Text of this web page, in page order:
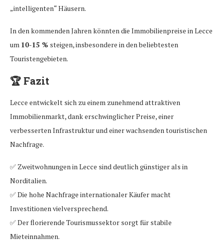
„intelligenten“ Häusern.
In den kommenden Jahren könnten die Immobilienpreise in Lecce
um 10-15 % steigen, insbesondere in den beliebtesten
Touristengebieten.
🏆 Fazit
Lecce entwickelt sich zu einem zunehmend attraktiven
Immobilienmarkt, dank erschwinglicher Preise, einer
verbesserten Infrastruktur und einer wachsenden touristischen
Nachfrage.
✅ Zweitwohnungen in Lecce sind deutlich günstiger als in
Norditalien.
✅ Die hohe Nachfrage internationaler Käufer macht
Investitionen vielversprechend.
✅ Der florierende Tourismussektor sorgt für stabile
Mieteinnahmen.